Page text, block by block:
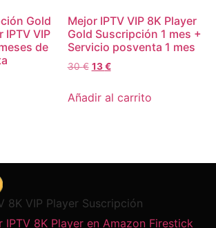
Gold
VIP
de
Mejor IPTV VIP 8K Player
Gold Suscripción 1 mes +
Servicio posventa 1 mes
30€ 13€
Añadir al carrito
8K VIP Player Suscripción
IPTV 8K Player en Amazon Firestick